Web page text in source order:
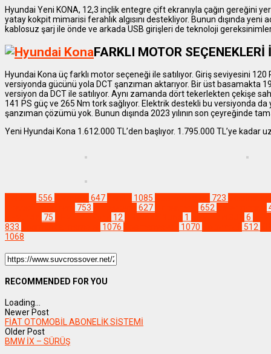
Hyundai Yeni KONA, 12,3 inçlik entegre çift ekranıyla çağın gereğini
yatay kokpit mimarisi ferahlık algısını destekliyor. Bunun dışında yeni
kablosuz şarj ile önde ve arkada USB girişleri de teknoloji
FARKLI MOTOR
Hyundai Kona üç farklı motor seçeneği ile satılıyor. Giriş seviyesini
versiyonda gücünü yola DCT şanzıman aktarıyor. Bir üst basamakta
versiyon da DCT ile satılıyor. Aynı zamanda dört tekerlekten çekişe
141 PS güç ve 265 Nm tork sağlıyor. Elektrik destekli bu versiyonda
şanzıman çözümü yok. Bunun dışında 2023 yılının son çeyreğinde
Yeni Hyundai Kona 1.612.000 TL’den başlıyor. 1.795.000 TL’ye kadar
556 647 1085 723
753 627 652
75 12 1 6
833
1076 1070 512
1068
RECOMMENDED FOR YOU
Loading...
Newer Post
FİAT OTOMOBİL ABONELİK SİSTEMİ
Older Post
BMW İX – SÜRÜŞ